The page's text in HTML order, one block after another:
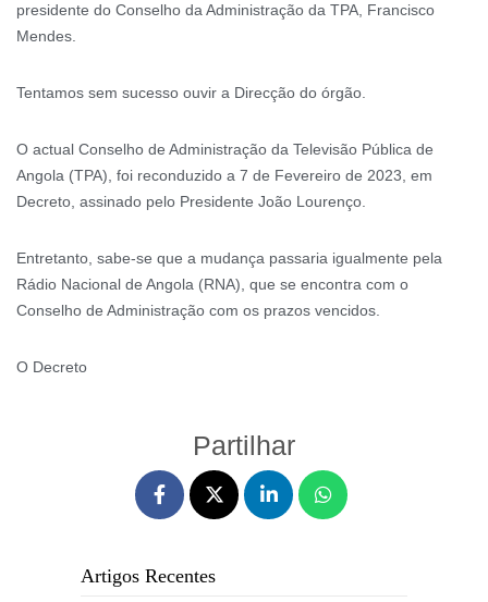
presidente do Conselho da Administração da TPA, Francisco
Mendes.
Tentamos sem sucesso ouvir a Direcção do órgão.
O actual Conselho de Administração da Televisão Pública de
Angola (TPA), foi reconduzido a 7 de Fevereiro de 2023, em
Decreto, assinado pelo Presidente João Lourenço.
Entretanto, sabe-se que a mudança passaria igualmente pela
Rádio Nacional de Angola (RNA), que se encontra com o
Conselho de Administração com os prazos vencidos.
O Decreto
Partilhar
Artigos Recentes